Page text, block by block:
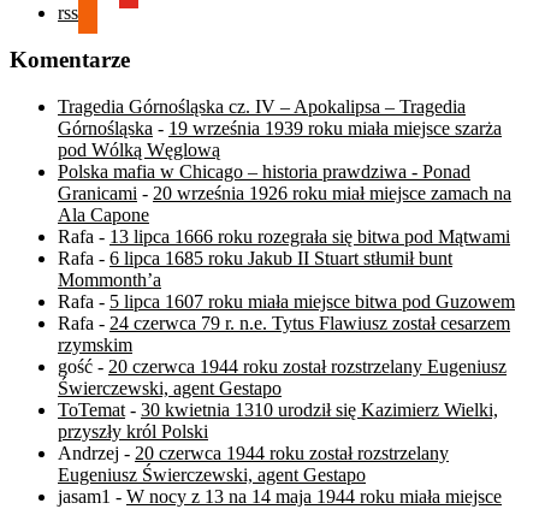
rss
Komentarze
Tragedia Górnośląska cz. IV – Apokalipsa – Tragedia
Górnośląska - 19 września 1939 roku miała miejsce szarża
pod Wólką Węglową
Polska mafia w Chicago – historia prawdziwa - Ponad
Granicami - 20 września 1926 roku miał miejsce zamach na
Ala Capone
Rafa - 13 lipca 1666 roku rozegrała się bitwa pod Mątwami
Rafa - 6 lipca 1685 roku Jakub II Stuart stłumił bunt
Mommonth’a
Rafa - 5 lipca 1607 roku miała miejsce bitwa pod Guzowem
Rafa - 24 czerwca 79 r. n.e. Tytus Flawiusz został cesarzem
rzymskim
gość - 20 czerwca 1944 roku został rozstrzelany Eugeniusz
Świerczewski, agent Gestapo
ToTemat - 30 kwietnia 1310 urodził się Kazimierz Wielki,
przyszły król Polski
Andrzej - 20 czerwca 1944 roku został rozstrzelany
Eugeniusz Świerczewski, agent Gestapo
jasam1 - W nocy z 13 na 14 maja 1944 roku miała miejsce